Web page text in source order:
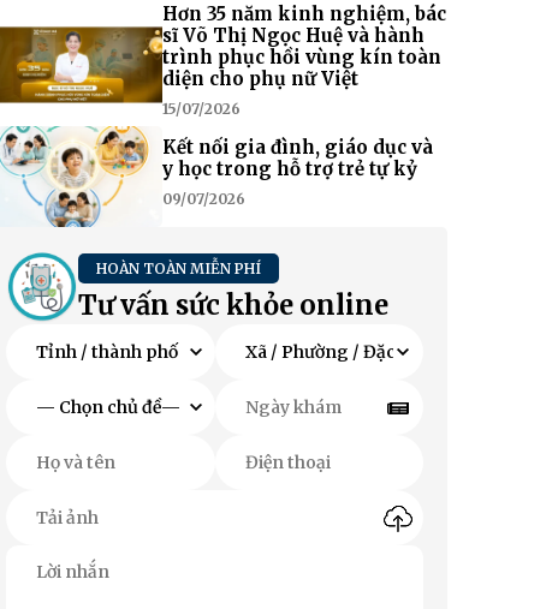
Hơn 35 năm kinh nghiệm, bác
sĩ Võ Thị Ngọc Huệ và hành
trình phục hồi vùng kín toàn
diện cho phụ nữ Việt
15/07/2026
Kết nối gia đình, giáo dục và
y học trong hỗ trợ trẻ tự kỷ
09/07/2026
HOÀN TOÀN MIỄN PHÍ
Tư vấn sức khỏe online